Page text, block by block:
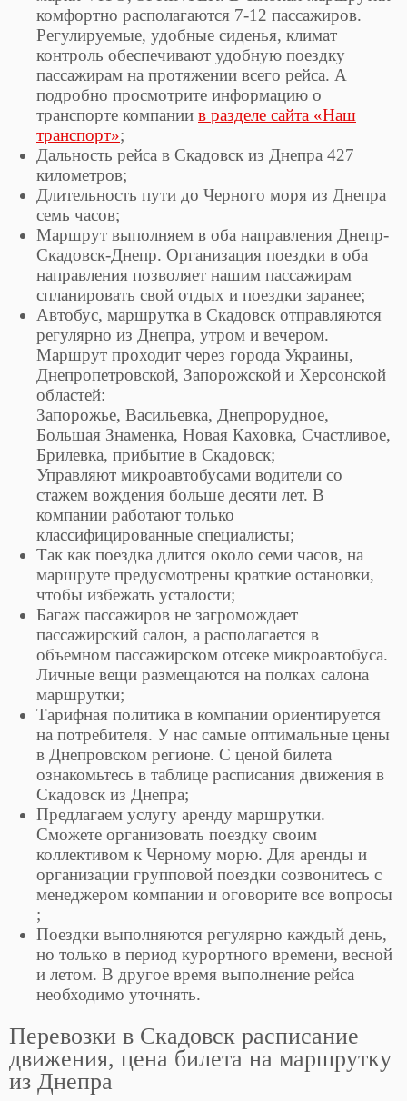
комфортно располагаются 7-12 пассажиров.
Регулируемые, удобные сиденья, климат
контроль обеспечивают удобную поездку
пассажирам на протяжении всего рейса. А
подробно просмотрите информацию о
транспорте компании в разделе сайта «Наш
транспорт»;
Дальность рейса в Скадовск из Днепра 427
километров;
Длительность пути до Черного моря из Днепра
семь часов;
Маршрут выполняем в оба направления Днепр-
Скадовск-Днепр. Организация поездки в оба
направления позволяет нашим пассажирам
спланировать свой отдых и поездки заранее;
Автобус, маршрутка в Скадовск отправляются
регулярно из Днепра, утром и вечером.
Маршрут проходит через города Украины,
Днепропетровской, Запорожской и Херсонской
областей:
Запорожье, Васильевка, Днепрорудное,
Большая Знаменка, Новая Каховка, Счастливое,
Брилевка, прибытие в Скадовск;
Управляют микроавтобусами водители со
стажем вождения больше десяти лет. В
компании работают только
классифицированные специалисты;
Так как поездка длится около семи часов, на
маршруте предусмотрены краткие остановки,
чтобы избежать усталости;
Багаж пассажиров не загромождает
пассажирский салон, а располагается в
объемном пассажирском отсеке микроавтобуса.
Личные вещи размещаются на полках салона
маршрутки;
Тарифная политика в компании ориентируется
на потребителя. У нас самые оптимальные цены
в Днепровском регионе. С ценой билета
ознакомьтесь в таблице расписания движения в
Скадовск из Днепра;
Предлагаем услугу аренду маршрутки.
Сможете организовать поездку своим
коллективом к Черному морю. Для аренды и
организации групповой поездки созвонитесь с
менеджером компании и оговорите все вопросы
;
Поездки выполняются регулярно каждый день,
но только в период курортного времени, весной
и летом. В другое время выполнение рейса
необходимо уточнять.
Перевозки в Скадовск расписание
движения, цена билета на маршрутку
из Днепра